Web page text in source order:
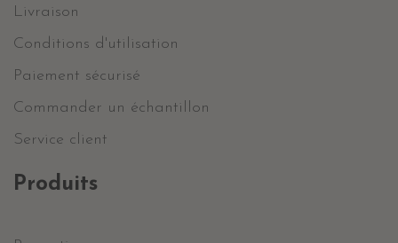
Livraison
Conditions d'utilisation
Paiement sécurisé
Commander un échantillon
Service client
Produits